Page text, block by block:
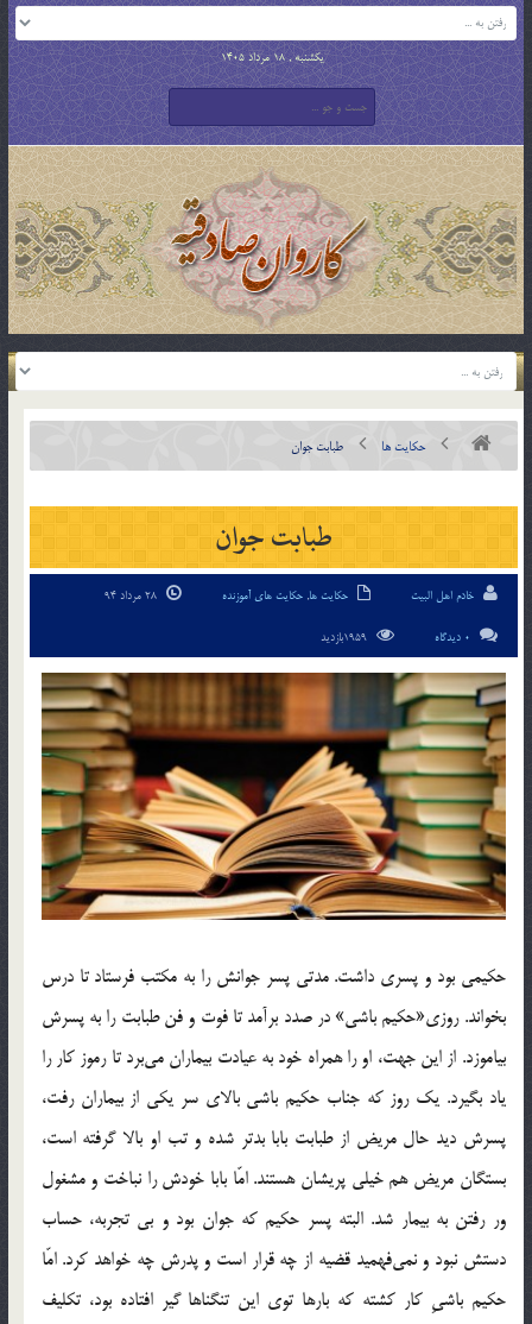
یکشنبه , 18 مرداد 1405
حکایت ها طبابت جوان
طبابت جوان
خادم اهل البیت حکایت ها, حکایت های آموزنده
0 دیدگاه
حكيمي بود و پسري داشت. مدتي پسر جوانش را به مكتب فرستاد تا درس
بخواند. روزي«حكيم باشي» در صدد برآمد تا فوت و فن طبابت را به پسرش
بياموزد. از اين جهت، او را همراه خود به عيادت بيماران مي‌برد تا رموز كار را
ياد بگيرد. يك روز كه جناب حكيم باشي بالاي سر يكي از بيماران رفت،
پسرش ديد حال مريض از طبابت بابا بدتر شده و تب او بالا گرفته است،
بستگان مريض هم خيلي پريشان هستند. امّا بابا خودش را نباخت و مشغول
ور رفتن به بيمار شد. البته پسر حكيم كه جوان بود و بي تجربه، حساب
دستش نبود و نمي‌فهميد قضيه از چه قرار است و پدرش چه خواهد كرد. امّا
حكيم باشيِ كار كشته كه بارها توي اين تنگناها گير افتاده بود، تكليف